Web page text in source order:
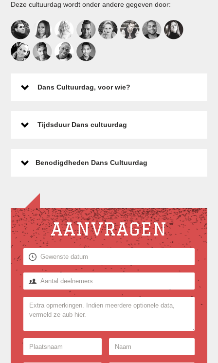
Deze cultuurdag wordt onder andere gegeven door:
Dans Cultuurdag, voor wie?
Tijdsduur Dans cultuurdag
Benodigdheden Dans Cultuurdag
AANVRAGEN